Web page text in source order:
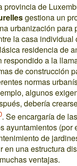
provincia de
gestiona un
urbanización para
la casa individual
residencia de
respondido a la
de construcción
normas
algunos
debería
. Se encargaría de
ayuntamientos (por
de
en una estructura
ventajas.